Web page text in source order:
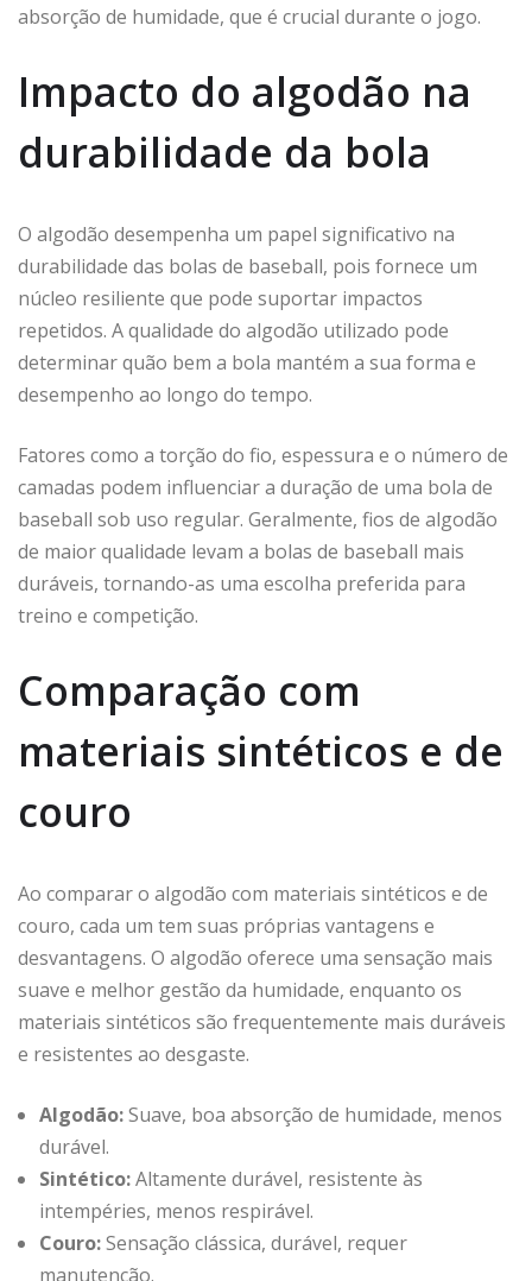
absorção de humidade, que é crucial durante o jogo.
Impacto do algodão na
durabilidade da bola
O algodão desempenha um papel significativo na
durabilidade das bolas de baseball, pois fornece um
núcleo resiliente que pode suportar impactos
repetidos. A qualidade do algodão utilizado pode
determinar quão bem a bola mantém a sua forma e
desempenho ao longo do tempo.
Fatores como a torção do fio, espessura e o número de
camadas podem influenciar a duração de uma bola de
baseball sob uso regular. Geralmente, fios de algodão
de maior qualidade levam a bolas de baseball mais
duráveis, tornando-as uma escolha preferida para
treino e competição.
Comparação com
materiais sintéticos e de
couro
Ao comparar o algodão com materiais sintéticos e de
couro, cada um tem suas próprias vantagens e
desvantagens. O algodão oferece uma sensação mais
suave e melhor gestão da humidade, enquanto os
materiais sintéticos são frequentemente mais duráveis
e resistentes ao desgaste.
Algodão:Suave, boa absorção de humidade, menos
durável.
Sintético:Altamente durável, resistente às
intempéries, menos respirável.
Couro:Sensação clássica, durável, requer
manutenção.